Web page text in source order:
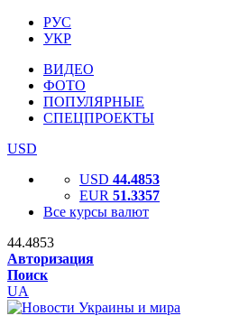
РУС
УКР
ВИДЕО
ФОТО
ПОПУЛЯРНЫЕ
СПЕЦПРОЕКТЫ
USD
USD 44.4853
EUR 51.3357
Все курсы валют
44.4853
Авторизация
Поиск
UA